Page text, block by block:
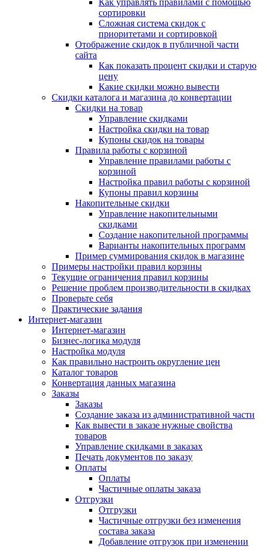
Как управлять правилами с помощью
сортировки
Сложная система скидок с
приоритетами и сортировкой
Отображение скидок в публичной части
сайта
Как показать процент скидки и старую
цену
Какие скидки можно вывести
Скидки каталога и магазина до конвертации
Скидки на товар
Управление скидками
Настройка скидки на товар
Купоны скидок на товары
Правила работы с корзиной
Управление правилами работы с
корзиной
Настройка правил работы с корзиной
Купоны правил корзины
Накопительные скидки
Управление накопительными
скидками
Создание накопительной программы
Варианты накопительных программ
Пример суммирования скидок в магазине
Примеры настройки правил корзины
Текущие ограничения правил корзины
Решение проблем производительности в скидках
Проверьте себя
Практические задания
Интернет-магазин
Интернет-магазин
Бизнес-логика модуля
Настройка модуля
Как правильно настроить округление цен
Каталог товаров
Конвертация данных магазина
Заказы
Заказы
Создание заказа из административной части
Как вывести в заказе нужные свойства
товаров
Управление скидками в заказах
Печать документов по заказу
Оплаты
Оплаты
Частичные оплаты заказа
Отгрузки
Отгрузки
Частичные отгрузки без изменения
состава заказа
Добавление отгрузок при изменении